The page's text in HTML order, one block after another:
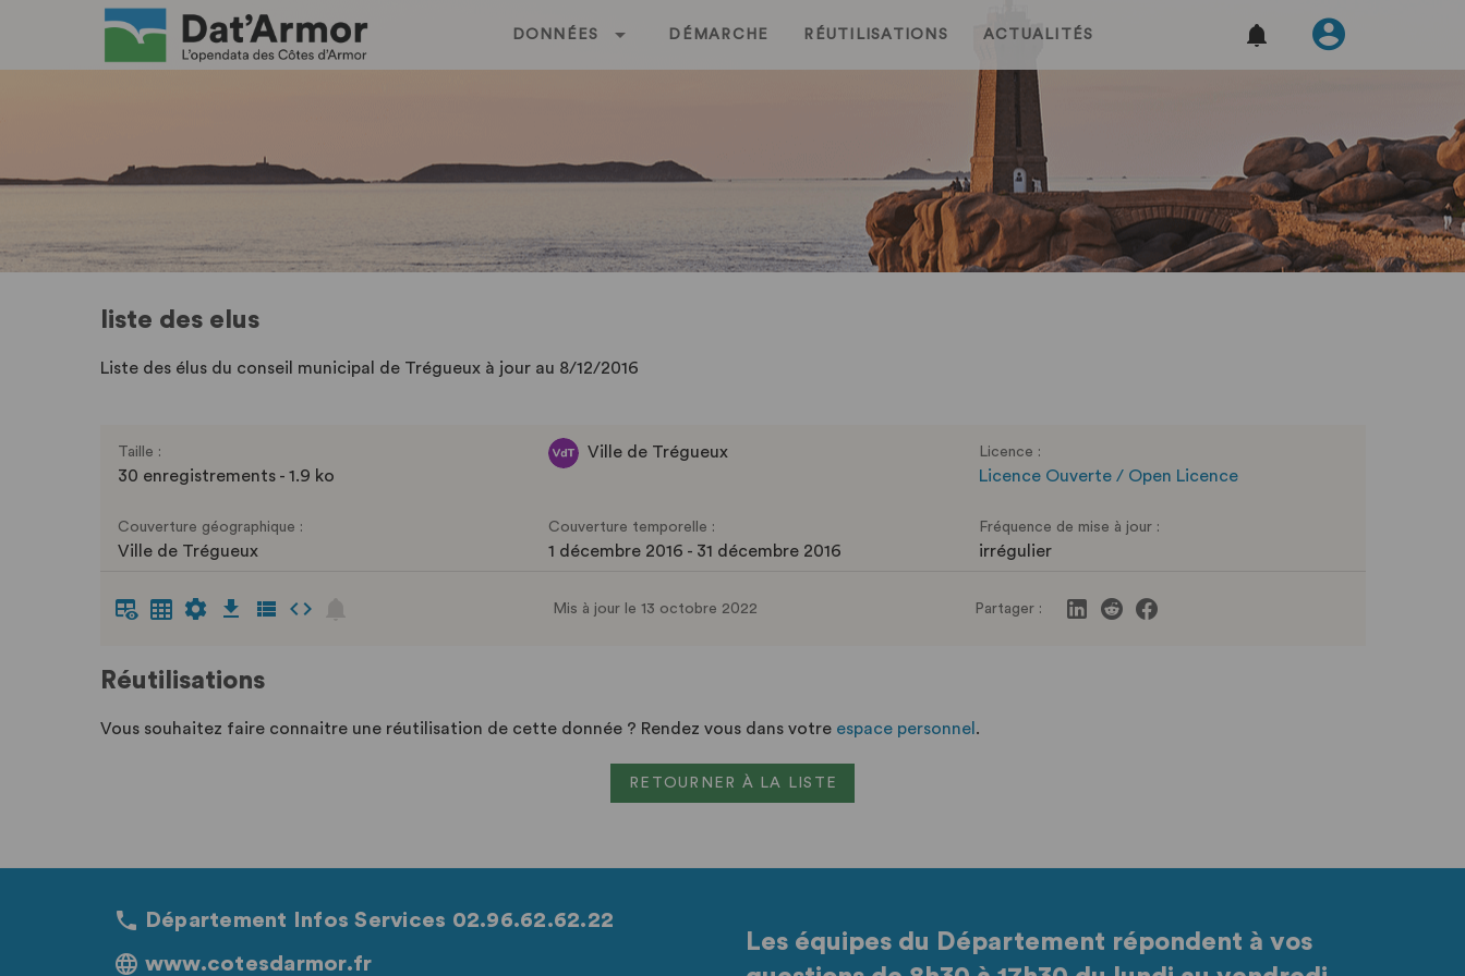
DONNÉES DÉMARCHE RÉUTILISATIONS ACTUALITÉS
liste des elus
Liste des élus du conseil municipal de Trégueux à jour au 8/12/2016
Taille :
30 enregistrements - 1.9 ko
Ville de Trégueux Licence :
Licence Ouverte / Open Licence
Couverture géographique :
Ville de Trégueux
Couverture temporelle :
1 décembre 2016 - 31 décembre 2016
Fréquence de mise à jour :
irrégulier
Mis à jour le 13 octobre 2022 Partager :
Réutilisations
Vous souhaitez faire connaitre une réutilisation de cette donnée ? Rendez vous dans votre espace personnel .
RETOURNER À LA LISTE
Département Infos Services 02.96.62.62.22
www.cotesdarmor.fr
Les équipes du Département répondent à vos